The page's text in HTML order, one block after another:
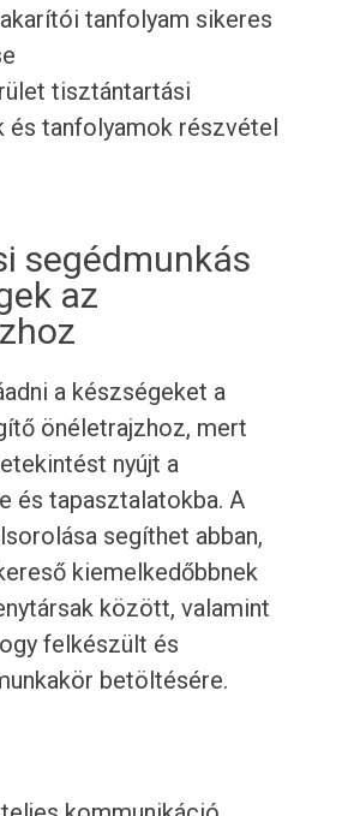
tanfolyam sikeres
tisztántartási
és tanfolyamok részvétel
segédmunkás
az
a készségeket a
önéletrajzhoz, mert
nyújt a
és tapasztalatokba. A
segíthet abban,
kiemelkedőbbnek
között, valamint
felkészült és
betöltésére.